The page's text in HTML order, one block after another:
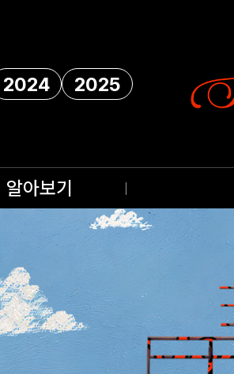
2024 2025
알아보기